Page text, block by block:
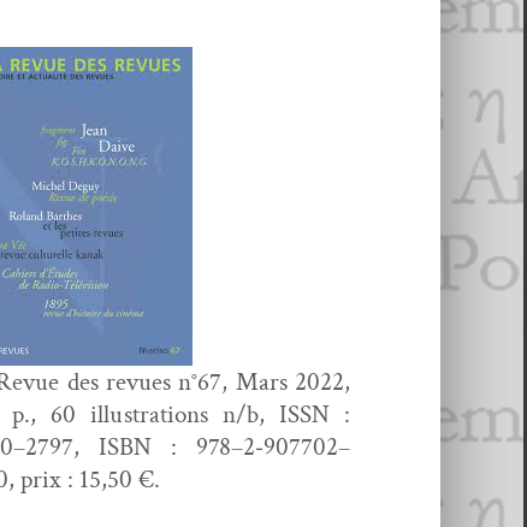
des revues n°67, Mars 2022,
p., 60 illus­tra­tions n/b, ISSN :
ISBN : 978–2‑907702–
prix : 15,50 €.